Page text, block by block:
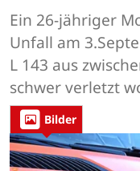
Ein 26-jähriger
Unfall am
L 143 aus
schwer verletzt
Bilder